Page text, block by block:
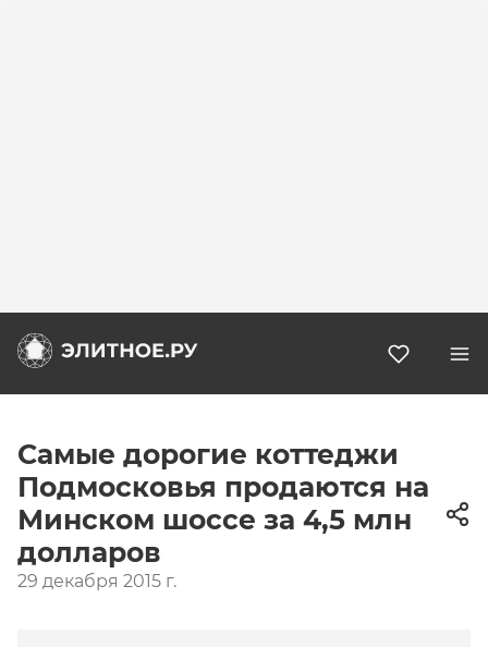
Самые дорогие коттеджи
Подмосковья продаются на
Минском шоссе за 4,5 млн
долларов
29 декабря 2015 г.